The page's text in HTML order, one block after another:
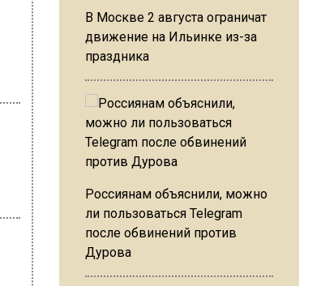
В Москве 2 августа ограничат
движение на Ильинке из-за
праздника
Россиянам объяснили, можно
ли пользоваться Telegram
после обвинений против
Дурова